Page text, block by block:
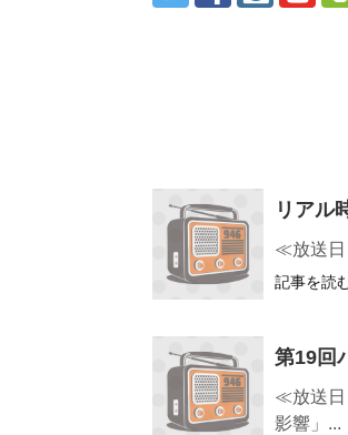
リアル
≪放送日
記事を読
第19回
≪放送日
影響」...